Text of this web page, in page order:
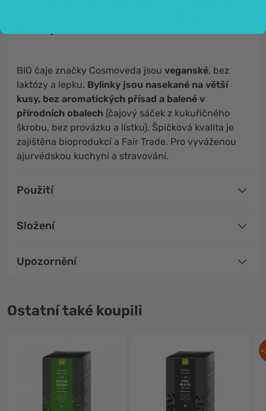
BIO čaje značky Cosmoveda jsou veganské, bez
laktózy a lepku. Bylinky jsou nasekané na větší
kusy, bez aromatických přísad a balené v
přírodních obalech (čajový sáček z kukuřičného
škrobu, bez provázku a lístku). Špičková kvalita je
zajištěna bioprodukcí a Fair Trade. Pro vyváženou
ajurvédskou kuchyni a stravování.
Použití
Složení
Upozornění
Ostatní také koupili
-